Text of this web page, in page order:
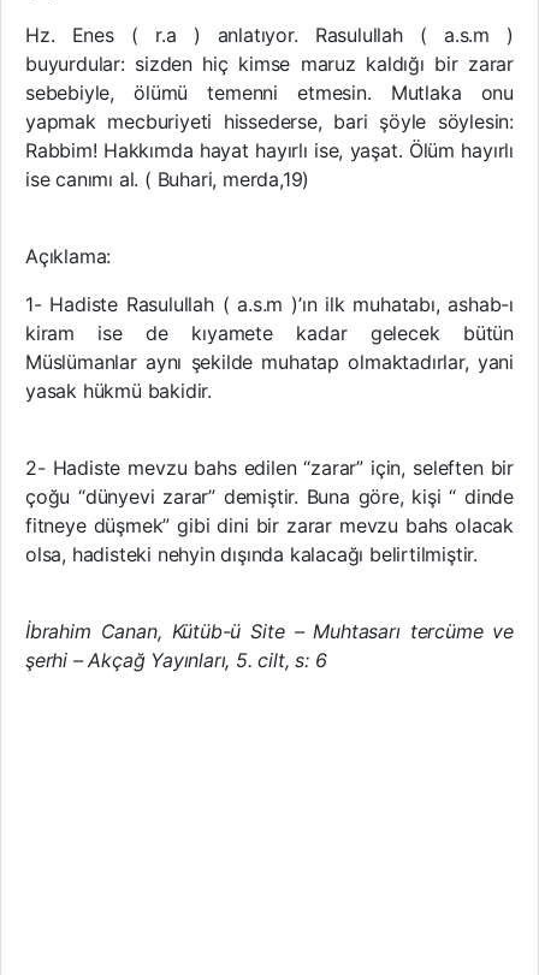
Hz. Enes ( r.a ) anlatıyor. Rasulullah ( a.s.m )
buyurdular: sizden hiç kimse maruz kaldığı bir zarar
sebebiyle, ölümü temenni etmesin. Mutlaka onu
yapmak mecburiyeti hissederse, bari şöyle söylesin:
Rabbim! Hakkımda hayat hayırlı ise, yaşat. Ölüm hayırlı
ise canımı al. ( Buhari, merda,19)
Açıklama:
1- Hadiste Rasulullah ( a.s.m )’ın ilk muhatabı, ashab-ı
kiram ise de kıyamete kadar gelecek bütün
Müslümanlar aynı şekilde muhatap olmaktadırlar, yani
yasak hükmü bakidir.
2- Hadiste mevzu bahs edilen “zarar” için, seleften bir
çoğu “dünyevi zarar” demiştir. Buna göre, kişi “ dinde
fitneye düşmek” gibi dini bir zarar mevzu bahs olacak
olsa, hadisteki nehyin dışında kalacağı belirtilmiştir.
İbrahim Canan, Kütüb-ü Site – Muhtasarı tercüme ve
şerhi – Akçağ Yayınları, 5. cilt, s: 6